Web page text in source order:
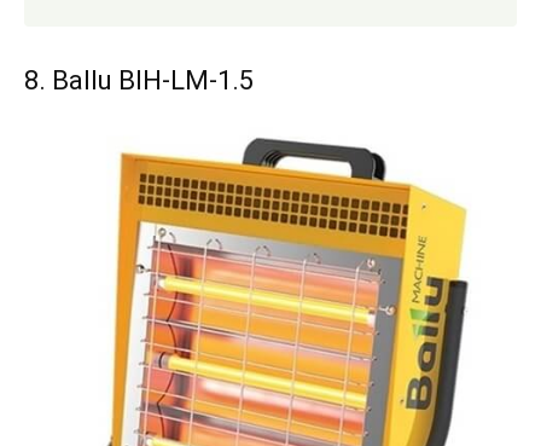
8. Ballu BIH-LM-1.5